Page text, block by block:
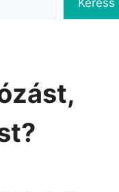
Keress